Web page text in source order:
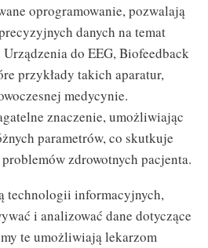
oprogramowanie, pozwalają
danych na temat
do EEG, Biofeedback
przykłady takich aparatur,
medycynie.
znaczenie, umożliwiając
parametrów, co skutkuje
zdrowotnych pacjenta.
technologii informacyjnych,
i analizować dane dotyczące
te umożliwiają lekarzom